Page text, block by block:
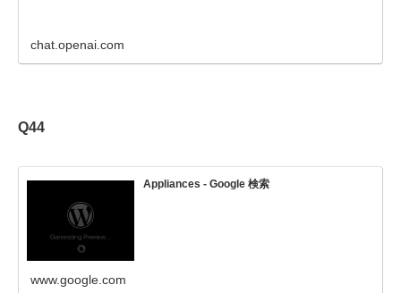
chat.openai.com
Q44
Appliances - Google 検索
www.google.com